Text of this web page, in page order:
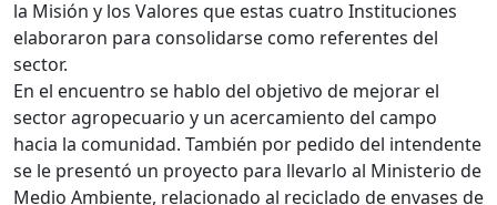
la Misión y los Valores que estas cuatro Instituciones
elaboraron para consolidarse como referentes del
sector.
En el encuentro se hablo del objetivo de mejorar el
sector agropecuario y un acercamiento del campo
hacia la comunidad. También por pedido del intendente
se le presentó un proyecto para llevarlo al Ministerio de
Medio Ambiente, relacionado al reciclado de envases de